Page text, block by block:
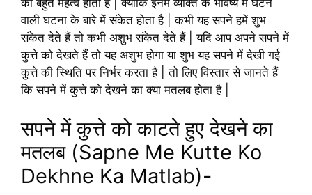
का बहुत महत्व होता है | क्योंकि इनमें व्यक्ति के भविष्य में घटने
वाली घटना के बारे में संकेत होता है | कभी यह सपने हमें शुभ
संकेत देते हैं तो कभी अशुभ संकेत देते हैं | यदि आप अपने सपने में
कुत्ते को देखते हैं तो यह अशुभ होगा या शुभ यह सपने में देखी गई
कुत्ते की स्थिति पर निर्भर करता है | तो लिए विस्तार से जानते हैं
कि सपने में कुत्ते को देखने का क्या मतलब होता है |
सपने में कुत्ते को काटते हुए देखने का
मतलब (Sapne Me Kutte Ko
Dekhne Ka Matlab)-